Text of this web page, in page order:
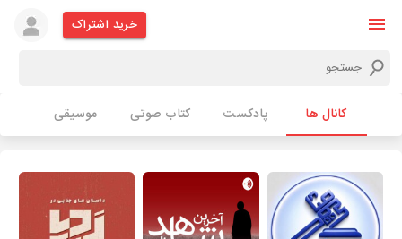
خرید اشتراک
کانال ها پادکست کتاب صوتی موسیقی